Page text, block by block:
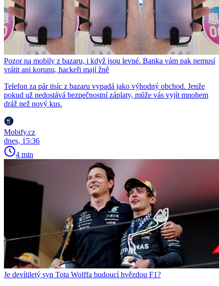
Pozor na mobily z bazaru, i když jsou levné. Banka vám pak nemusí
vrátit ani korunu, hackeři mají žně
Telefon za pár tisíc z bazaru vypadá jako výhodný obchod. Jenže
pokud už nedostává bezpečnostní záplaty, může vás vyjít mnohem
dráž než nový kus.
Mobify.cz
dnes, 15:36
4 min
Je devítiletý syn Tota Wolffa budoucí hvězdou F1?